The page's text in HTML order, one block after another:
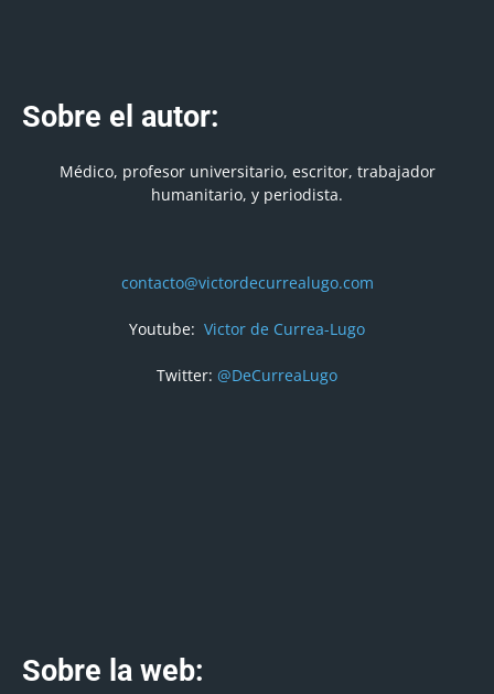
Sobre el autor:
Médico, profesor universitario, escritor, trabajador
humanitario, y periodista.
contacto@victordecurrealugo.com
Youtube: Victor de Currea-Lugo
Twitter: @DeCurreaLugo
Sobre la web: